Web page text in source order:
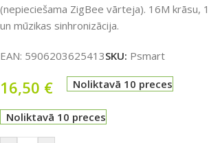
(nepieciešama ZigBee vārteja). 16M krāsu,
un mūzikas sinhronizācija.
EAN: 5906203625413SKU: Psmart
16,50 € Noliktavā 10 preces
Noliktavā 10 preces